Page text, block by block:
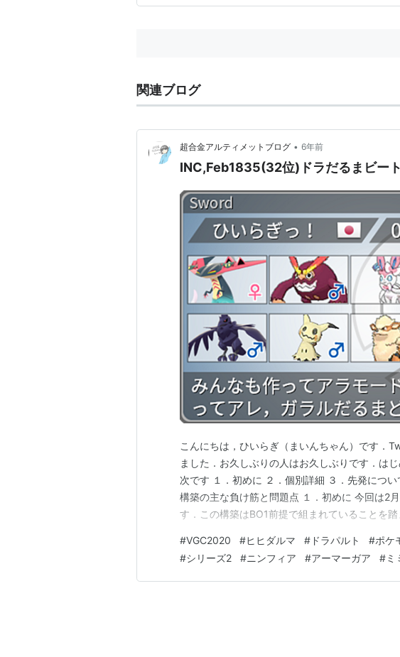
を5種類捕まえる】以上のタスク…
関連ブログ
超合金アルティメットブログ • 6年前
INC,Feb1835(32位)ドラだるまビート
こんにちは，ひいらぎ（まいんちゃん）です．
ました．お久しぶりの人はお久しぶりです．は
次です １．初めに ２．個別詳細 ３．先発につ
構築の主な負け筋と問題点 １．初めに 今回は2
す．この構築はBO1前提で組まれていることを
える穴がいくつかあります．それとバンドリキ
た．練習では95%勝てていま…
#VGC2020 #ヒヒダルマ # ドラパルト #ポケ
#シリーズ2 #ニンフィア #アーマーガア #ミ